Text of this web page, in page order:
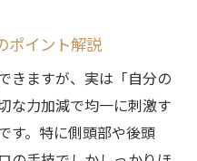
ポイント解説
きますが、実は「自分の
な力加減で均一に刺激す
す。特に側頭部や後頭